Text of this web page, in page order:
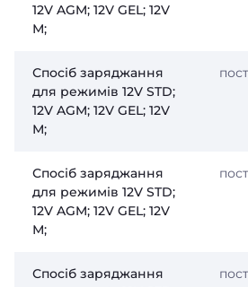
12V AGM; 12V GEL; 12V
М;
Спосіб заряджання
для режимів 12V STD;
12V AGM; 12V GEL; 12V
М;
Спосіб заряджання
для режимів 12V STD;
12V AGM; 12V GEL; 12V
М;
Спосіб заряджання